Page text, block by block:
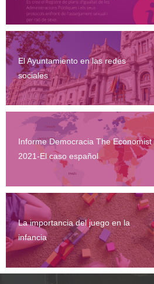
El Ayuntamiento en las redes
sociales
Informe Democracia The Economist
2021-El caso español
La importancia del juego en la
infancia